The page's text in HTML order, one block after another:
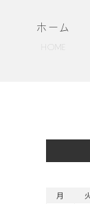
ホーム
HOME
月